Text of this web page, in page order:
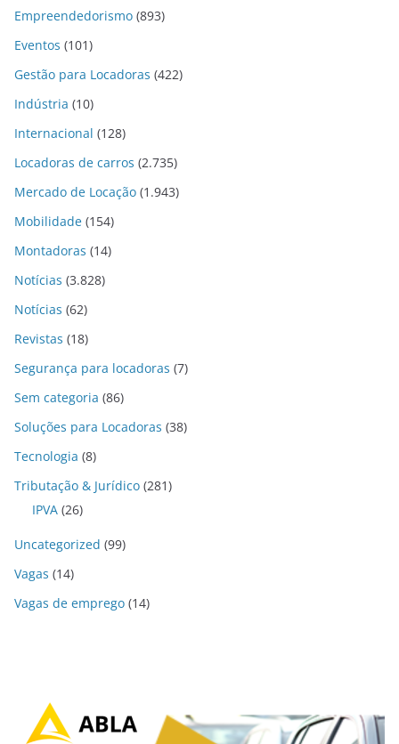
Empreendedorismo (893)
Eventos (101)
Gestão para Locadoras (422)
Indústria (10)
Internacional (128)
Locadoras de carros (2.735)
Mercado de Locação (1.943)
Mobilidade (154)
Montadoras (14)
Notícias (3.828)
Notícias (62)
Revistas (18)
Segurança para locadoras (7)
Sem categoria (86)
Soluções para Locadoras (38)
Tecnologia (8)
Tributação & Jurídico (281)
IPVA (26)
Uncategorized (99)
Vagas (14)
Vagas de emprego (14)